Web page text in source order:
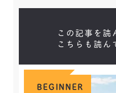
この記事を読
こちらも読ん
BEGINNER